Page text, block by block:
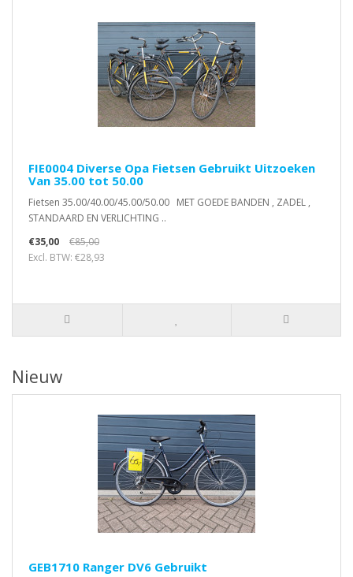
FIE0004 Diverse Opa Fietsen Gebruikt Uitzoeken
Van 35.00 tot 50.00
Fietsen 35.00/40.00/45.00/50.00 MET GOEDE BANDEN , ZADEL ,
STANDAARD EN VERLICHTING ..
€35,00
€85,00
Excl. BTW: €28,93
Nieuw
GEB1710 Ranger DV6 Gebruikt